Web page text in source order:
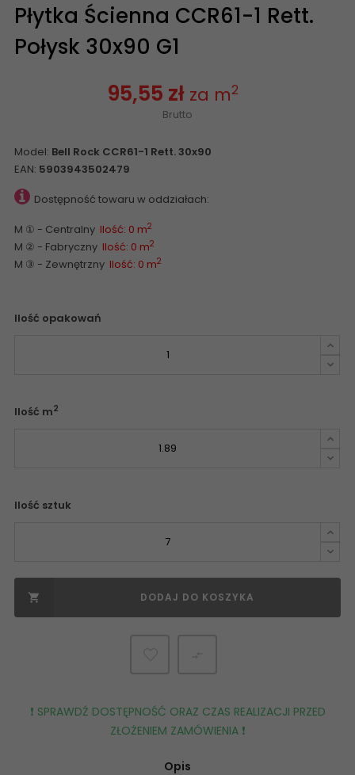
Płytka Ścienna CCR61-1 Rett.
Połysk 30x90 G1
95,55 zł za m2
Brutto
Model: Bell Rock CCR61-1 Rett. 30x90
EAN: 5903943502479
Dostępność towaru w oddziałach:
M ① - Centralny Ilość: 0 m2
M ② - Fabryczny Ilość: 0 m2
M ③ - Zewnętrzny Ilość: 0 m2
Ilość opakowań
Ilość m2
Ilość sztuk
 DODAJ DO KOSZYKA
❗️ SPRAWDŹ DOSTĘPNOŚĆ ORAZ CZAS REALIZACJI PRZED
ZŁOŻENIEM ZAMÓWIENIA ❗️
Opis